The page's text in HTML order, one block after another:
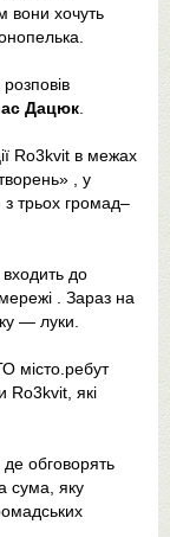
вони хочуть
Дацюк
Ro3kvit в межах
, у
з трьох громад–
до
. Зараз на
— луки.
місто.ребут
Ro3kvit, які
де обговорять
сума, яку